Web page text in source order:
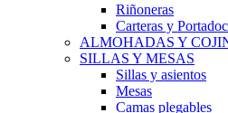
Riñoneras
Carteras y
ALMOHADAS Y
SILLAS Y MESAS
Sillas y asientos
Mesas
Camas plegables